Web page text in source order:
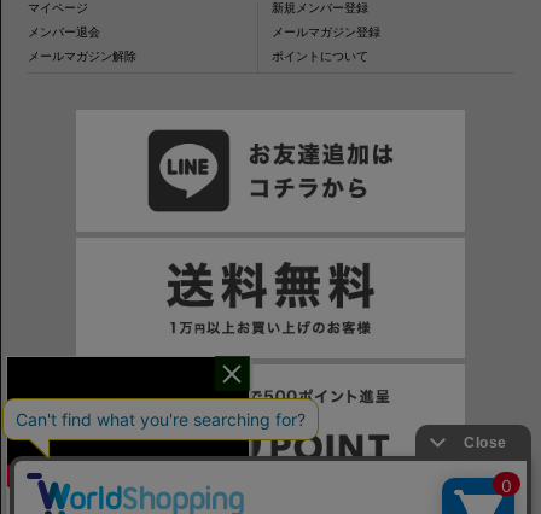
マイページ
新規メンバー登録
メンバー退会
メールマガジン登録
メールマガジン解除
ポイントについて